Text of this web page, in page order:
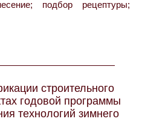
подбор рецептуры;
строительного
годовой программы
технологий зимнего